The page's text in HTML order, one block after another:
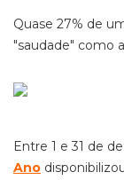
Quase 27% de
"saudade" como
Entre 1 e 31 de
Ano